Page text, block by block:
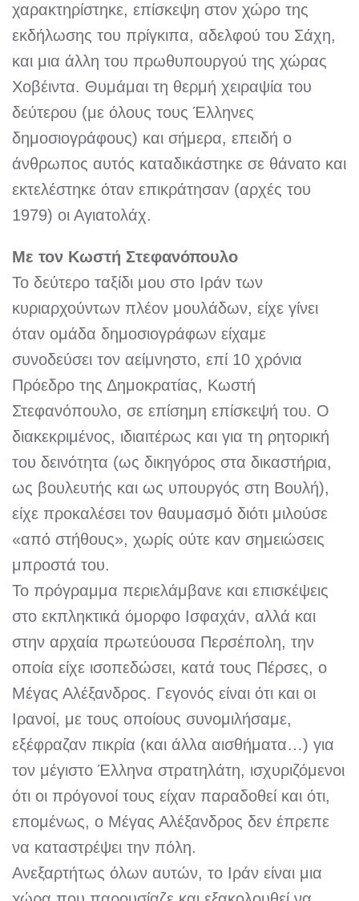
χαρακτηρίστηκε, επίσκεψη στον χώρο της
εκδήλωσης του πρίγκιπα, αδελφού του Σάχη,
και μια άλλη του πρωθυπουργού της χώρας
Χοβέιντα. Θυμάμαι τη θερμή χειραψία του
δεύτερου (με όλους τους Έλληνες
δημοσιογράφους) και σήμερα, επειδή ο
άνθρωπος αυτός καταδικάστηκε σε θάνατο και
εκτελέστηκε όταν επικράτησαν (αρχές του
1979) οι Αγιατολάχ.
Με τον Κωστή Στεφανόπουλο
Το δεύτερο ταξίδι μου στο Ιράν των
κυριαρχούντων πλέον μουλάδων, είχε γίνει
όταν ομάδα δημοσιογράφων είχαμε
συνοδεύσει τον αείμνηστο, επί 10 χρόνια
Πρόεδρο της Δημοκρατίας, Κωστή
Στεφανόπουλο, σε επίσημη επίσκεψή του. Ο
διακεκριμένος, ιδιαιτέρως και για τη ρητορική
του δεινότητα (ως δικηγόρος στα δικαστήρια,
ως βουλευτής και ως υπουργός στη Βουλή),
είχε προκαλέσει τον θαυμασμό διότι μιλούσε
«από στήθους», χωρίς ούτε καν σημειώσεις
μπροστά του.
Το πρόγραμμα περιελάμβανε και επισκέψεις
στο εκπληκτικά όμορφο Ισφαχάν, αλλά και
στην αρχαία πρωτεύουσα Περσέπολη, την
οποία είχε ισοπεδώσει, κατά τους Πέρσες, ο
Μέγας Αλέξανδρος. Γεγονός είναι ότι και οι
Ιρανοί, με τους οποίους συνομιλήσαμε,
εξέφραζαν πικρία (και άλλα αισθήματα…) για
τον μέγιστο Έλληνα στρατηλάτη, ισχυριζόμενοι
ότι οι πρόγονοί τους είχαν παραδοθεί και ότι,
επομένως, ο Μέγας Αλέξανδρος δεν έπρεπε
να καταστρέψει την πόλη.
Ανεξαρτήτως όλων αυτών, το Ιράν είναι μια